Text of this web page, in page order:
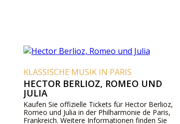
KLASSISCHE MUSIK IN PARIS
HECTOR BERLIOZ, ROMEO UND
JULIA
Kaufen Sie offizielle Tickets für Hector Berlioz,
Romeo und Julia in der Philharmonie de Paris,
Frankreich. Weitere Informationen finden Sie